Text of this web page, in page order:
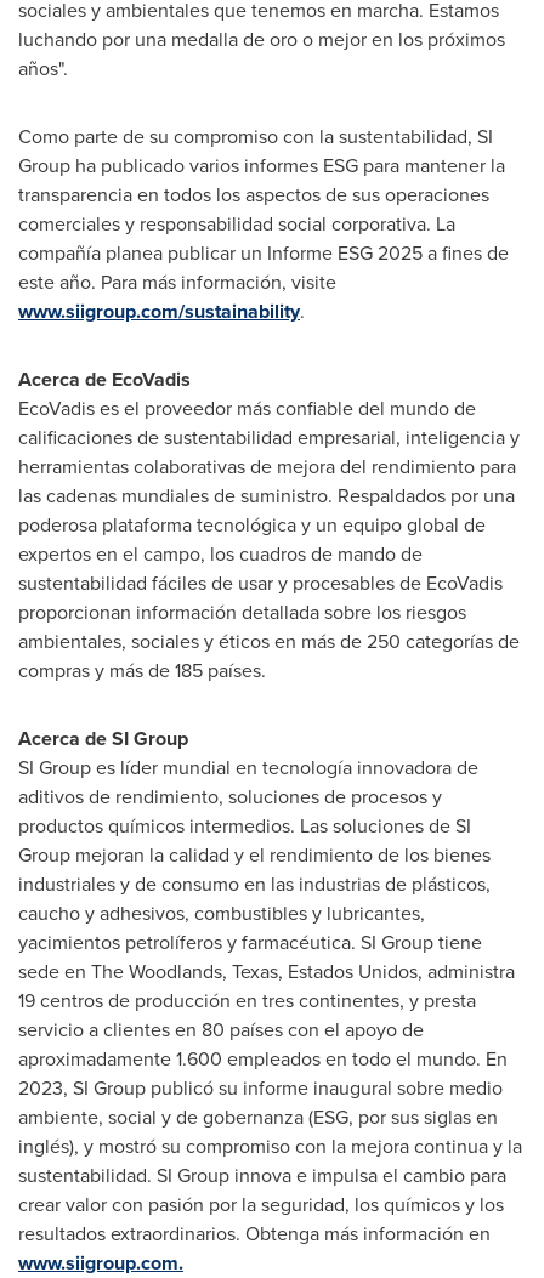
sociales y ambientales que tenemos en marcha. Estamos
luchando por una medalla de oro o mejor en los próximos
años".
Como parte de su compromiso con la sustentabilidad, SI
Group ha publicado varios informes ESG para mantener la
transparencia en todos los aspectos de sus operaciones
comerciales y responsabilidad social corporativa. La
compañía planea publicar un Informe ESG 2025 a fines de
este año. Para más información, visite
www.siigroup.com/sustainability.
Acerca de EcoVadis
EcoVadis es el proveedor más confiable del mundo de
calificaciones de sustentabilidad empresarial, inteligencia y
herramientas colaborativas de mejora del rendimiento para
las cadenas mundiales de suministro. Respaldados por una
poderosa plataforma tecnológica y un equipo global de
expertos en el campo, los cuadros de mando de
sustentabilidad fáciles de usar y procesables de EcoVadis
proporcionan información detallada sobre los riesgos
ambientales, sociales y éticos en más de 250 categorías de
compras y más de 185 países.
Acerca de SI Group
SI Group es líder mundial en tecnología innovadora de
aditivos de rendimiento, soluciones de procesos y
productos químicos intermedios. Las soluciones de SI
Group mejoran la calidad y el rendimiento de los bienes
industriales y de consumo en las industrias de plásticos,
caucho y adhesivos, combustibles y lubricantes,
yacimientos petrolíferos y farmacéutica. SI Group tiene
sede en The Woodlands, Texas, Estados Unidos, administra
19 centros de producción en tres continentes, y presta
servicio a clientes en 80 países con el apoyo de
aproximadamente 1.600 empleados en todo el mundo. En
2023, SI Group publicó su informe inaugural sobre medio
ambiente, social y de gobernanza (ESG, por sus siglas en
inglés), y mostró su compromiso con la mejora continua y la
sustentabilidad. SI Group innova e impulsa el cambio para
crear valor con pasión por la seguridad, los químicos y los
resultados extraordinarios. Obtenga más información en
www.siigroup.com.